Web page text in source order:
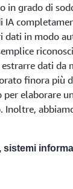
in grado di
IA
dati in modo
dati da
finora più
elaborare
sistemi